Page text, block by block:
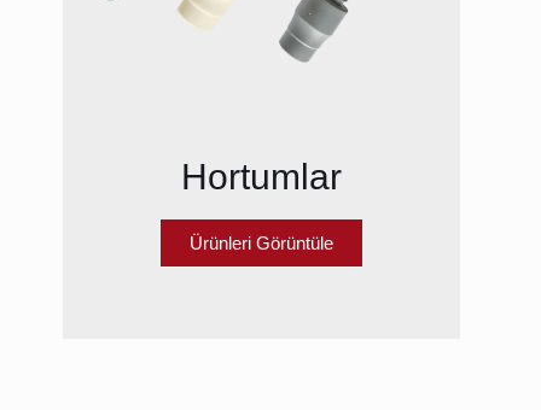
Hortumlar
Ürünleri Görüntüle